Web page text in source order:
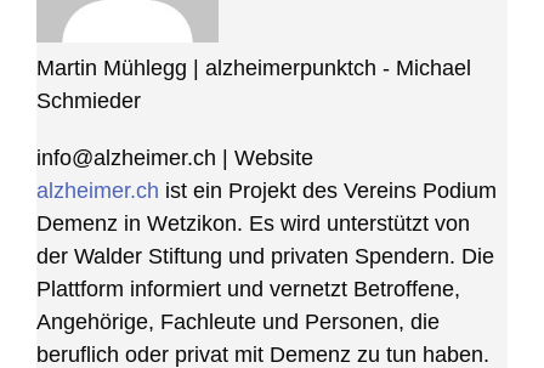
Martin Mühlegg | alzheimerpunktch - Michael
Schmieder
info@alzheimer.ch | Website
alzheimer.ch ist ein Projekt des Vereins Podium
Demenz in Wetzikon. Es wird unterstützt von
der Walder Stiftung und privaten Spendern. Die
Plattform informiert und vernetzt Betroffene,
Angehörige, Fachleute und Personen, die
beruflich oder privat mit Demenz zu tun haben.